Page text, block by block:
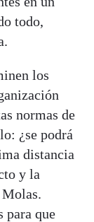
todo,
los
normas de
¿se podrá
distancia
y la
para que